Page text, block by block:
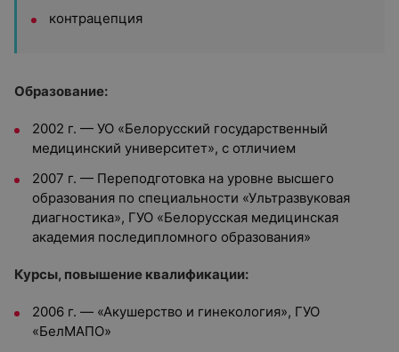
контрацепция
Образование:
2002 г. — УО «Белорусский государственный
медицинский университет», с отличием
2007 г. — Переподготовка на уровне высшего
образования по специальности «Ультразвуковая
диагностика», ГУО «Белорусская медицинская
академия последипломного образования»
Курсы, повышение квалификации:
2006 г. — «Акушерство и гинекология», ГУО
«БелМАПО»